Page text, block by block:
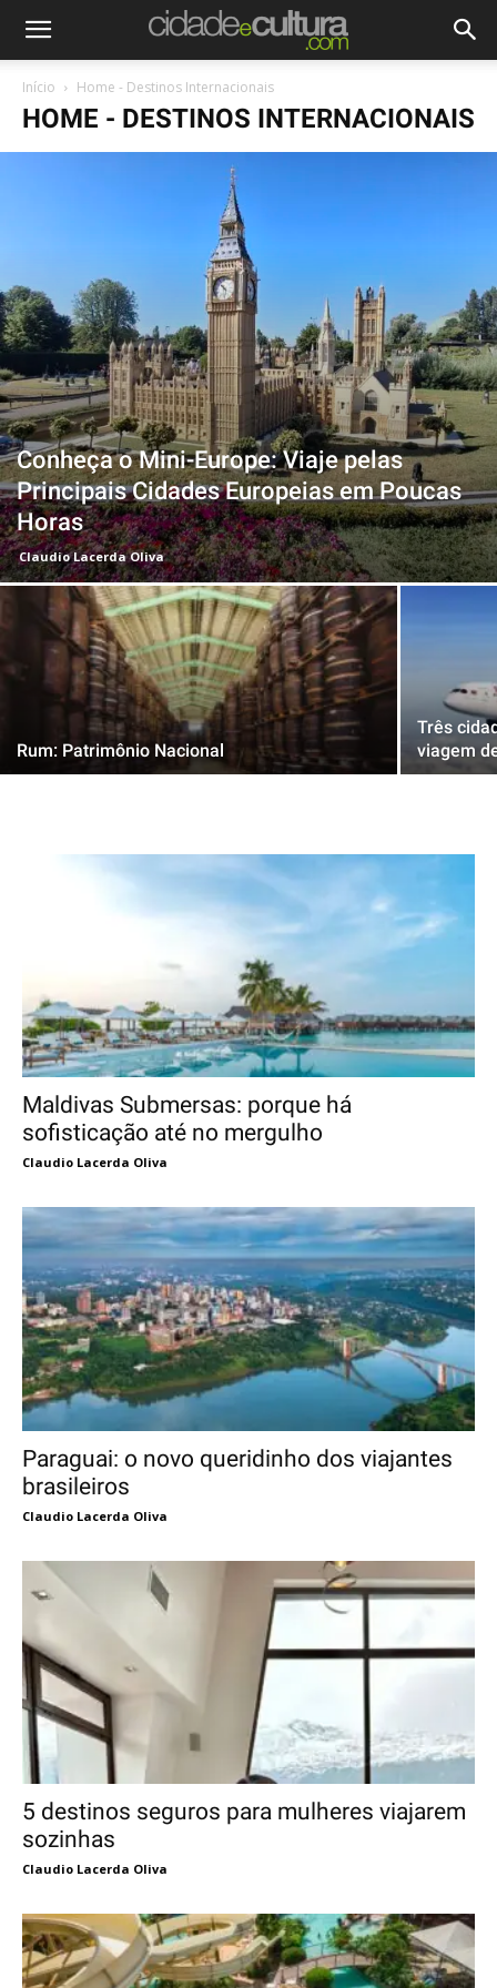
Início Home - Destinos Internacionais
HOME - DESTINOS INTERNACIONAIS
Conheça o Mini-Europe: Viaje pelas
Principais Cidades Europeias em Poucas
Horas
Claudio Lacerda Oliva
Rum: Patrimônio Nacional
Três
viagem
Maldivas Submersas: porque há
sofisticação até no mergulho
Claudio Lacerda Oliva
Paraguai: o novo queridinho dos viajantes
brasileiros
Claudio Lacerda Oliva
5 destinos seguros para mulheres viajarem
sozinhas
Claudio Lacerda Oliva